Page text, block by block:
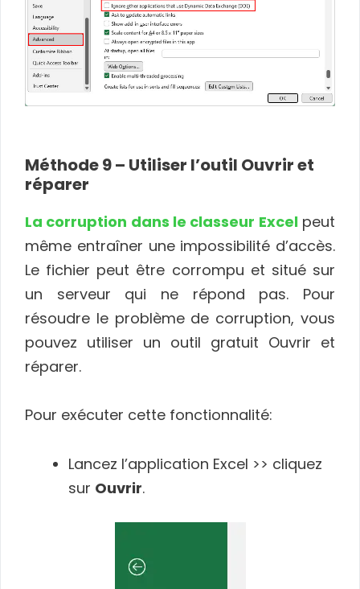
Méthode 9 – Utiliser l’outil Ouvrir et
réparer
La corruption dans le classeur Excelpeut
même entraîner une impossibilité d’accès.
Le fichier peut être corrompu et situé sur
un serveur qui ne répond pas. Pour
résoudre le problème de corruption, vous
pouvez utiliser un outil gratuit Ouvrir et
réparer.
Pour exécuter cette fonctionnalité:
Lancez l’application Excel >> cliquez
sur Ouvrir.